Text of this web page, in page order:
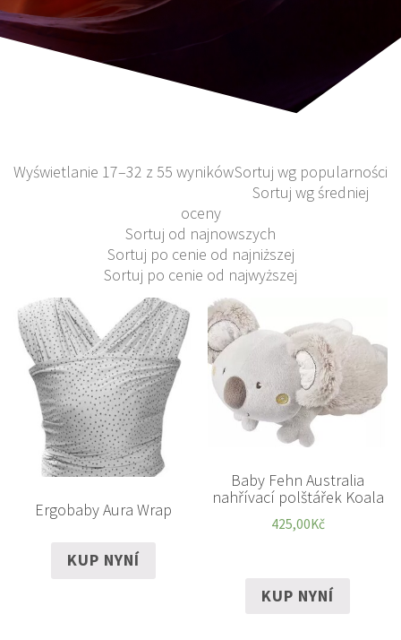
Wyświetlanie 17–32 z 55 wynikówSortuj wg popularności
Sortuj wg średniej
oceny
Sortuj od najnowszych
Sortuj po cenie od najniższej
Sortuj po cenie od najwyższej
Ergobaby Aura Wrap
KUP NYNÍ
Baby Fehn Australia
nahřívací polštářek Koala
425,00Kč
KUP NYNÍ